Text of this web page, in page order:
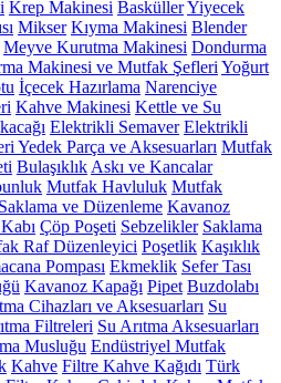
Krep Makinesi BasküllerYiyecek
Mikser Kıyma Makinesi Blender
Meyve Kurutma Makinesi Dondurma
Makinesi ve Mutfak Şefleri Yoğurt
İçecek Hazırlama Narenciye
Kahve Makinesi Kettle ve Su
Elektrikli Semaver Elektrikli
Yedek Parça ve Aksesuarları Mutfak
Bulaşıklık Askı ve Kancalar
Mutfak Havluluk Mutfak
Saklama ve Düzenleme Kavanoz
Çöp Poşeti Sebzelikler Saklama
Raf Düzenleyici Poşetlik Kaşıklık
Pompası Ekmeklik Sefer Tası
Kavanoz Kapağı Pipet Buzdolabı
Cihazları ve Aksesuarları Su
Filtreleri Su Arıtma Aksesuarları
Musluğu Endüstriyel Mutfak
Kahve Filtre Kahve Kağıdı Türk